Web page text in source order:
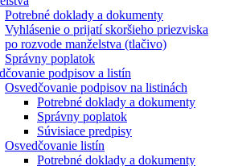
Potrebné doklady a dokumenty
Vyhlásenie o prijatí skoršieho priezviska
po rozvode manželstva (tlačivo)
Správny poplatok
podpisov a listín
Osvedčovanie podpisov na listinách
Potrebné doklady a dokumenty
Správny poplatok
Súvisiace predpisy
Osvedčovanie listín
Potrebné doklady a dokumenty